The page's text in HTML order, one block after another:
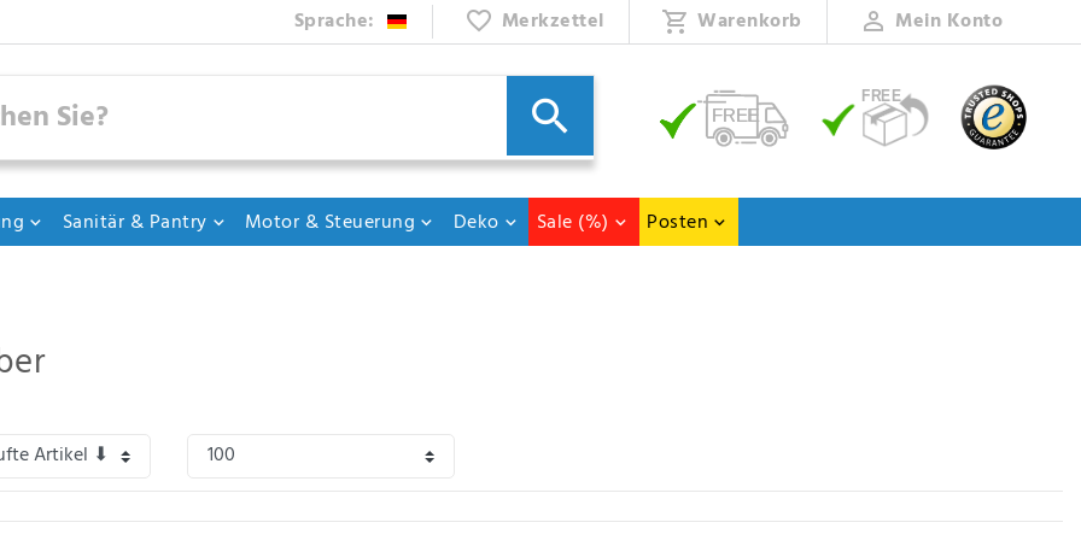
Sprache: Merkzettel Warenkorb Mein Konto
Sanitär & Pantry Motor & Steuerung Deko Sale (%) Posten